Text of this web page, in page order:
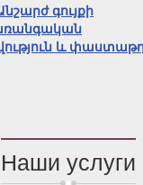
գույքի
և
Наши услуги